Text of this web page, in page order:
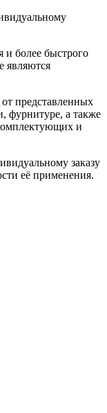
и более быстрого
являются
представленных
фурнитуре, а также
и
заказу
её применения.